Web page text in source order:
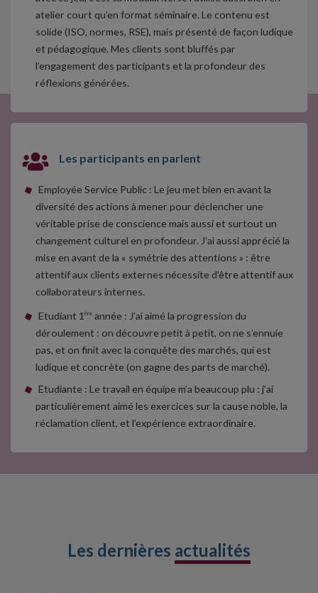
atelier court qu’en format séminaire. Le contenu est
solide (ISO, normes, RSE), mais présenté de façon ludique
et pédagogique. Mes clients sont bluffés par
l’engagement des participants et la profondeur des
réflexions générées.
Les participants en parlent
Employée Service Public : Le jeu met bien en avant la
diversité des actions à mener pour déclencher une
véritable prise de conscience mais aussi et surtout un
changement culturel en profondeur. J’ai aussi apprécié la
mise en avant de la « symétrie des attentions » : être
attentif aux clients externes nécessite d’être attentif aux
collaborateurs internes.
Etudiant 1 ère année : J’ai aimé la progression du
déroulement : on découvre petit à petit, on ne s’ennuie
pas, et on finit avec la conquête des marchés, qui est
ludique et concrète (on gagne des parts de marché).
Etudiante : Le travail en équipe m’a beaucoup plu : j’ai
particulièrement aimé les exercices sur la cause noble, la
réclamation client, et l’expérience extraordinaire.
Les dernières actualités